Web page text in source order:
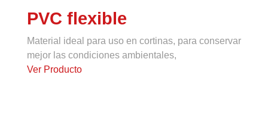
PVC flexible
Material ideal para uso en cortinas, para conservar
mejor las condiciones ambientales,
Ver Producto